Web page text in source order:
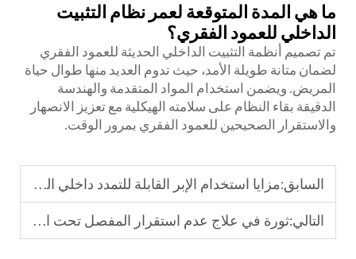
ما هي المدة المتوقعة لعمر نظام التثبيت
الداخلي للعمود الفقري؟
تم تصميم أنظمة التثبيت الداخلي الحديثة للعمود الفقري
لضمان متانة طويلة الأمد، حيث تدوم العديد منها طوال حياة
المريض. ويضمن استخدام المواد المتقدمة والهندسة
الدقيقة بقاء النظام على سلامته الهيكلية مع تعزيز الانصهار
والاستقرار الصحيحين للعمود الفقري بمرور الوقت.
السابق:مزايا استخدام الإبر القابلة للتمدد داخلي النقي في طب العظام للأطفال
التالي:ثورة في علاج عدم استقرار المفصل تحت الكاحل: المبادئ البيوميكانيكية للمسامير المستقرة ذات الاتجاه المحدد